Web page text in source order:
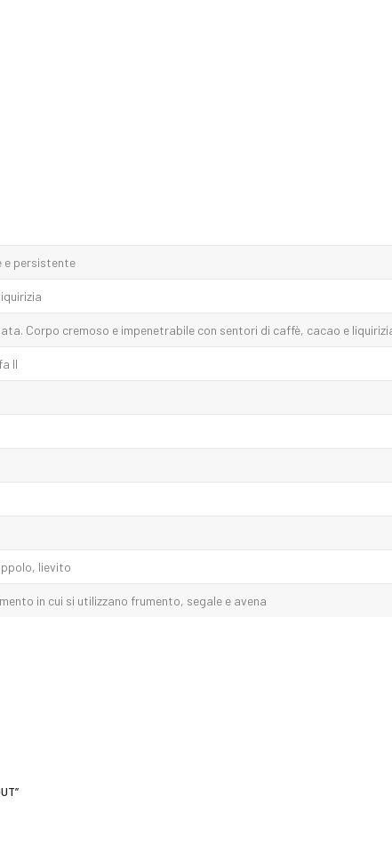
e persistente
Corpo cremoso e impenetrabile con sentori di caffè, cacao e
II
lievito
in cui si utilizzano frumento, segale e avena